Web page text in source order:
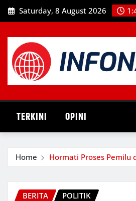
Skip
to
Saturday, 8 August 2026
TERKINI OPINI
Home Hormati Proses Pemilu
BERITA POLITIK